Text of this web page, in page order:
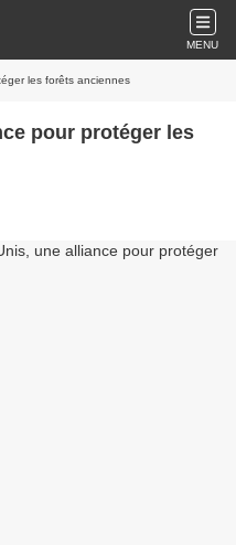
MENU
les forêts anciennes
pour protéger les